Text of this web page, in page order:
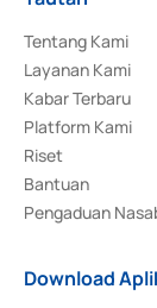
Tentang Kami
Layanan Kami
Kabar Terbaru
Platform Kami
Riset
Bantuan
Pengaduan
Download